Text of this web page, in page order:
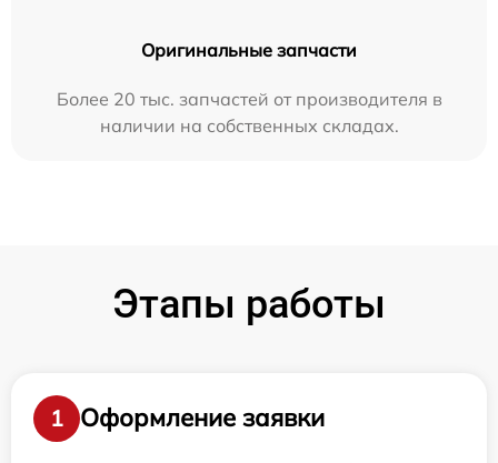
Оригинальные запчасти
Более 20 тыс. запчастей от производителя в
наличии на собственных складах.
Этапы работы
1
Оформление заявки